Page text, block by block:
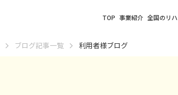
ブログ記事一覧 利用者様ブログ
TOP 事業紹介 全国のリ